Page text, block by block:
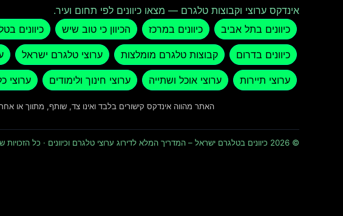
אינדקס ערוצי וקבוצות טלגרם — מצאו כיוונים לפי תחום ועיר.
כיוונים בתל אביב
כיוונים במרכז הכיוון כי טוב שיש כיוונים
כיוונים בדרום קבוצות טלגרם מומלצות ערוצי טלגרם ישראל
ערוצי תיירות ערוצי אוכל ושתייה ערוצי חינוך ולימודים ערוצי
האתר מהווה אינדקס קישורים בלבד ואינו צד, שותף, מתווך או
© 2026 כיוונים בטלגרם ישראל – המדריך המלא לדירוג ערוצי טלגרם וכיוונים · כל הזכויות שמורות ומוגנות